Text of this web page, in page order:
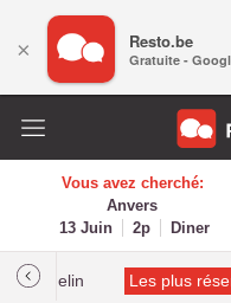
Vous avez cherché:
Anvers
13 Juin
2p Diner
Michelin Les plus
× Resto.be
Gratuite -